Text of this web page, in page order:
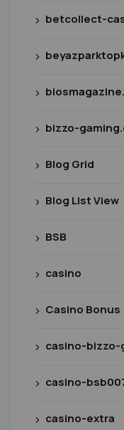
betcollect-
bizzo-
Blog Grid
Blog List View
BSB
casino
Casino Bonus
casino-bizzo-
casino-
casino-extra